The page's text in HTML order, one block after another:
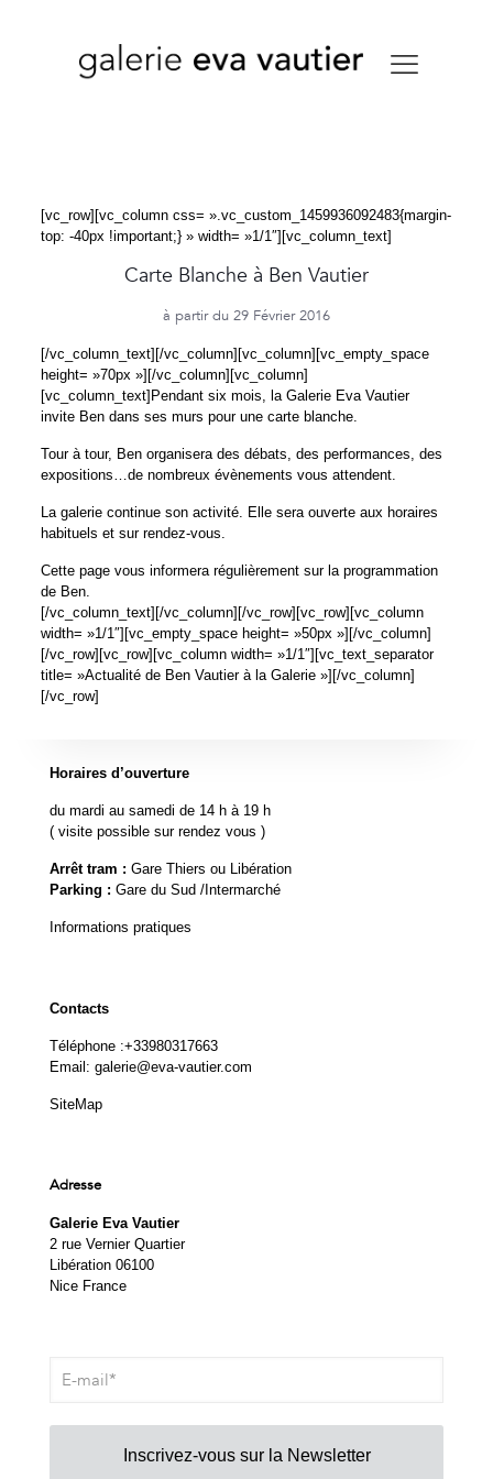
[vc_row][vc_column css= ».vc_custom_1459936092483{margin-
top: -40px !important;} » width= »1/1″][vc_column_text]
Carte Blanche à Ben Vautier
à partir du 29 Février 2016
[/vc_column_text][/vc_column][vc_column][vc_empty_space
height= »70px »][/vc_column][vc_column]
[vc_column_text]Pendant six mois, la Galerie Eva Vautier
invite Ben dans ses murs pour une carte blanche.
Tour à tour, Ben organisera des débats, des performances, des
expositions…de nombreux évènements vous attendent.
La galerie continue son activité. Elle sera ouverte aux horaires
habituels et sur rendez-vous.
Cette page vous informera régulièrement sur la programmation
de Ben.
[/vc_column_text][/vc_column][/vc_row][vc_row][vc_column
width= »1/1″][vc_empty_space height= »50px »][/vc_column]
[/vc_row][vc_row][vc_column width= »1/1″][vc_text_separator
title= »Actualité de Ben Vautier à la Galerie »][/vc_column]
[/vc_row]
Horaires d’ouverture
du mardi au samedi de 14 h à 19 h
( visite possible sur rendez vous )
Arrêt tram : Gare Thiers ou Libération
Parking : Gare du Sud /Intermarché
Informations pratiques
Contacts
Téléphone :+33980317663
Email: galerie@eva-vautier.com
SiteMap
Adresse
Galerie Eva Vautier
2 rue Vernier Quartier
Libération 06100
Nice France
Inscrivez-vous sur la Newsletter